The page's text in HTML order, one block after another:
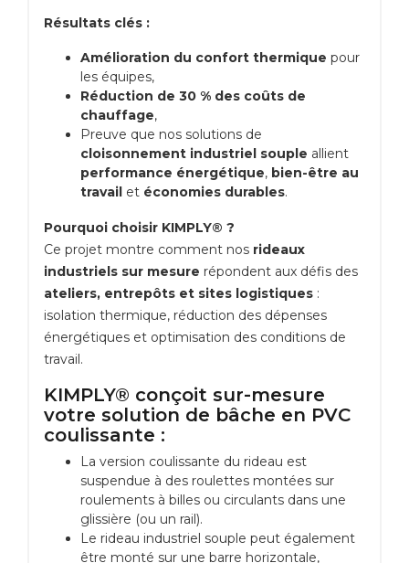
Résultats clés :
Amélioration du confort thermique pour
les équipes,
Réduction de 30 % des coûts de
chauffage,
Preuve que nos solutions de
cloisonnement industriel souple allient
performance énergétique, bien-être au
travail et économies durables.
Pourquoi choisir KIMPLY® ?
Ce projet montre comment nos rideaux
industriels sur mesure répondent aux défis des
ateliers, entrepôts et sites logistiques :
isolation thermique, réduction des dépenses
énergétiques et optimisation des conditions de
travail.
KIMPLY® conçoit sur-mesure
votre solution de bâche en PVC
coulissante :
La version coulissante du rideau est
suspendue à des roulettes montées sur
roulements à billes ou circulants dans une
glissière (ou un rail).
Le rideau industriel souple peut également
être monté sur une barre horizontale,